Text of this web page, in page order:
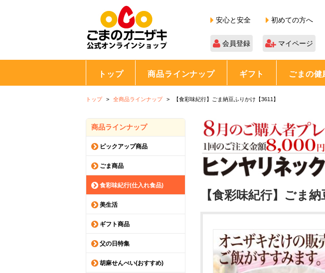
安心と安全 初めての方へ
会員登録 マイページ
トップ 商品ラインナップ ギフト ごまの健
トップ 全商品ラインナップ 【食彩味紀行】ごま納豆ふりかけ【3611】
商品ラインナップ
ピックアップ商品
ごま商品
食彩味紀行(仕入れ食品)
美生活
ギフト商品
父の日特集
胡麻せんべい(おすすめ)
【食彩味紀行】ごま